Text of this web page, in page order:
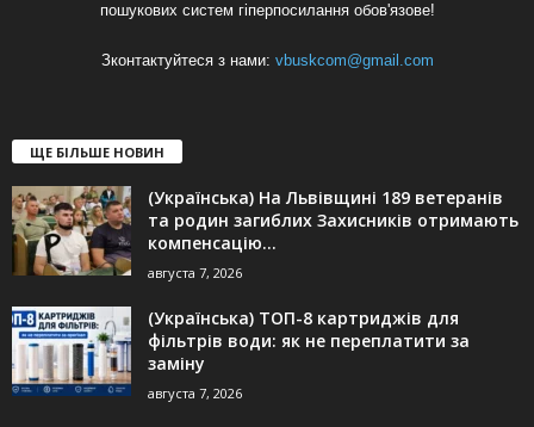
пошукових систем гіперпосилання обов'язове!
Зконтактуйтеся з нами: vbuskcom@gmail.com
ЩЕ БІЛЬШЕ НОВИН
(Українська) На Львівщині 189 ветеранів
та родин загиблих Захисників отримають
компенсацію...
августа 7, 2026
(Українська) ТОП-8 картриджів для
фільтрів води: як не переплатити за
заміну
августа 7, 2026